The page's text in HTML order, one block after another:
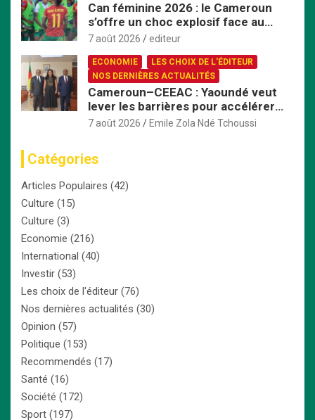
Can féminine 2026 : le Cameroun
s’offre un choc explosif face au
Nigeria en quart de finale
7 août 2026 editeur
ECONOMIE
LES CHOIX DE L'ÉDITEUR
NOS DERNIÈRES ACTUALITÉS
Cameroun–CEEAC : Yaoundé veut
lever les barrières pour accélérer
l’intégration économique
7 août 2026 Emile Zola Ndé Tchoussi
Catégories
Articles Populaires (42)
Culture (15)
Culture (3)
Economie (216)
International (40)
Investir (53)
Les choix de l'éditeur (76)
Nos dernières actualités (30)
Opinion (57)
Politique (153)
Recommendés (17)
Santé (16)
Société (172)
Sport (197)